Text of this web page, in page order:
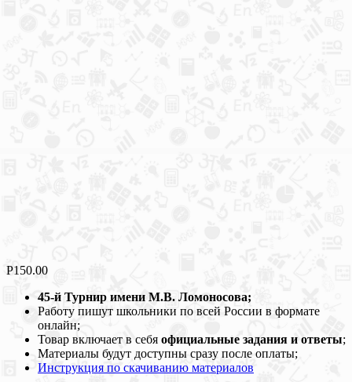
Р150.00
45-й Турнир имени М.В. Ломоносова;
Работу пишут школьники по всей России в формате
онлайн;
Товар включает в себя официальные задания и ответы;
Материалы будут доступны сразу после оплаты;
Инструкция по скачиванию материалов